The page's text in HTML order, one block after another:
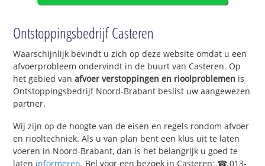
Ontstoppingsbedrijf Casteren
Waarschijnlijk bevindt u zich op deze website omdat u een
afvoerprobleem ondervindt in de buurt van Casteren. Op
het gebied vanafvoer verstoppingen en rioolproblemen is
Ontstoppingsbedrijf Noord-Brabant beslist uw aangewezen
partner.
Wij zijn op de hoogte van de eisen en regels rondom afvoer
en riooltechniek. Als u van plan bent een klus uit te laten
voeren in Noord-Brabant, dan is het belangrijk u goed te
laten informeren. Bel voor een bezoek in Casteren: ☎ 013-